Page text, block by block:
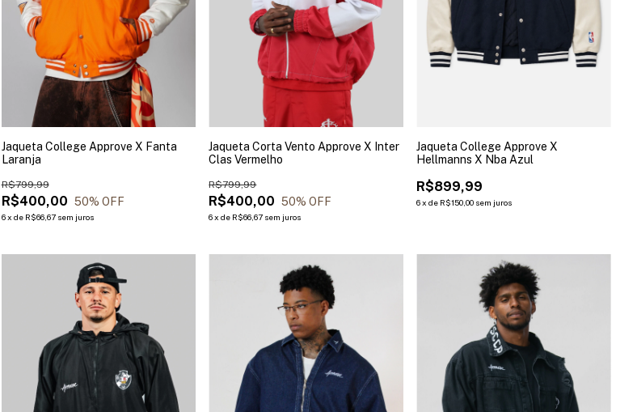
Jaqueta College Approve X Fanta
Laranja
R$400,00
R$799,99
50% OFF
6 x de R$66,67 sem juros
Jaqueta Corta Vento Approve X Inter
Clas Vermelho
R$400,00
R$799,99
50% OFF
6xde R$66,67 sem juros
Jaqueta College Approve X
Hellmanns X Nba Azul
R$899,99
6xde R$150,00 sem juros